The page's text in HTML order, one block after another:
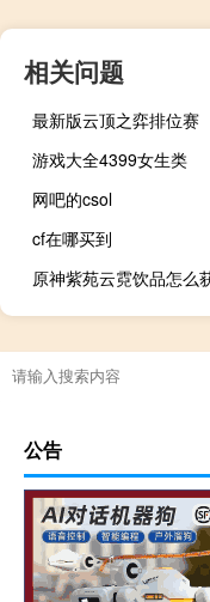
相关问题
最新版云顶之弈排位赛
游戏大全4399女生类
网吧的csol
cf在哪买到
原神紫苑云霓饮品怎么
公告